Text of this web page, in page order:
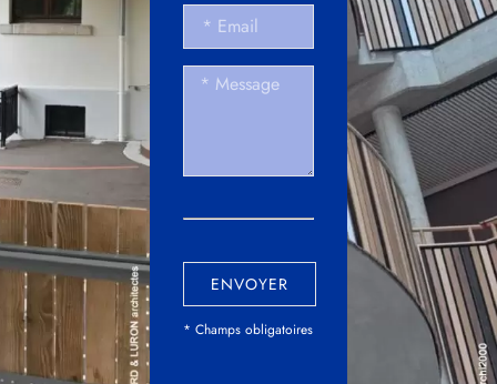
ENVOYER
* Champs obligatoires